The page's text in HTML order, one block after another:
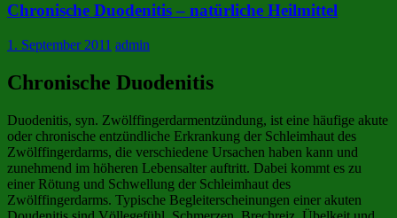
Chronische Duodenitis – natürliche Heilmittel
1. September 2011 admin
Chronische Duodenitis
Duodenitis, syn. Zwölffingerdarmentzündung, ist eine häufige akute
oder chronische entzündliche Erkrankung der Schleimhaut des
Zwölffingerdarms, die verschiedene Ursachen haben kann und
zunehmend im höheren Lebensalter auftritt. Dabei kommt es zu
einer Rötung und Schwellung der Schleimhaut des
Zwölffingerdarms. Typische Begleiterscheinungen einer akuten